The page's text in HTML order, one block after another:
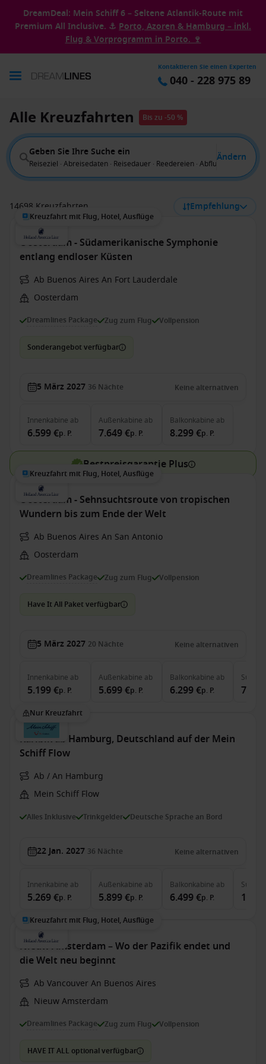
DreamDeal: Mein Schiff 6 – Seltene Atlantik-Route mit
Premium All Inclusive. ⚓ Porto, Azoren & Hamburg – inkl.
Flug & Vorprogramm in Porto. 🍷
Kontaktieren Sie einen Experten
040 - 228 975 89
Alle Kreuzfahrten Bis zu -50 %
Geben Sie Ihre Suche ein
Reiseziel · Abreisedaten · Reisedauer · Reedereien · Abflug von
Ändern
14698 Kreuzfahrten Empfehlung
Kreuzfahrt mit Flug, Hotel, Ausflüge
Oosterdam - Südamerikanische Symphonie
entlang endloser Küsten
Ab Buenos Aires An Fort Lauderdale
Oosterdam
Dreamlines Package Zug zum Flug Vollpension
Sonderangebot verfügbar
5 März 2027 36 Nächte Keine alternativen
Innenkabine ab
6.599 €p. P.
Außenkabine ab
7.649 €p. P.
Balkonkabine ab
8.299 €p. P.
Bestpreisgarantie Plus
Kreuzfahrt mit Flug, Hotel, Ausflüge
Oosterdam - Sehnsuchtsroute von tropischen
Wundern bis zum Ende der Welt
Ab Buenos Aires An San Antonio
Oosterdam
Dreamlines Package Zug zum Flug Vollpension
Have It All Paket verfügbar
5 März 2027 20 Nächte Keine alternativen
Innenkabine ab
5.199 €p. P.
Außenkabine ab
5.699 €p. P.
Balkonkabine ab
6.299 €p. P.
Suite
Nur Kreuzfahrt
Karibik ab Hamburg, Deutschland auf der Mein
Schiff Flow
Ab / An Hamburg
Mein Schiff Flow
Alles Inklusive Trinkgelder Deutsche Sprache an Bord
22 Jan. 2027 36 Nächte Keine alternativen
Innenkabine ab
5.269 €p. P.
Außenkabine ab
5.899 €p. P.
Balkonkabine ab
6.499 €p. P.
Suite
Kreuzfahrt mit Flug, Hotel, Ausflüge
Nieuw Amsterdam – Wo der Pazifik endet und
die Welt neu beginnt
Ab Vancouver An Buenos Aires
Nieuw Amsterdam
Dreamlines Package Zug zum Flug Vollpension
HAVE IT ALL optional verfügbar